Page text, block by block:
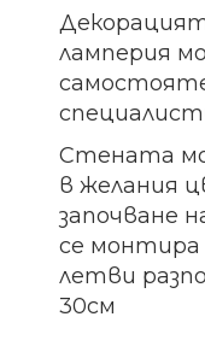
ламперия
Стената
в желания
започване
се монтира
летви
30см